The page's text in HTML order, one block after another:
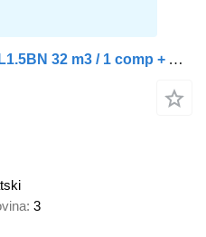
Magyar Bitumen tank inox L1.5BN 32 m3 / 1 comp + ADR
3